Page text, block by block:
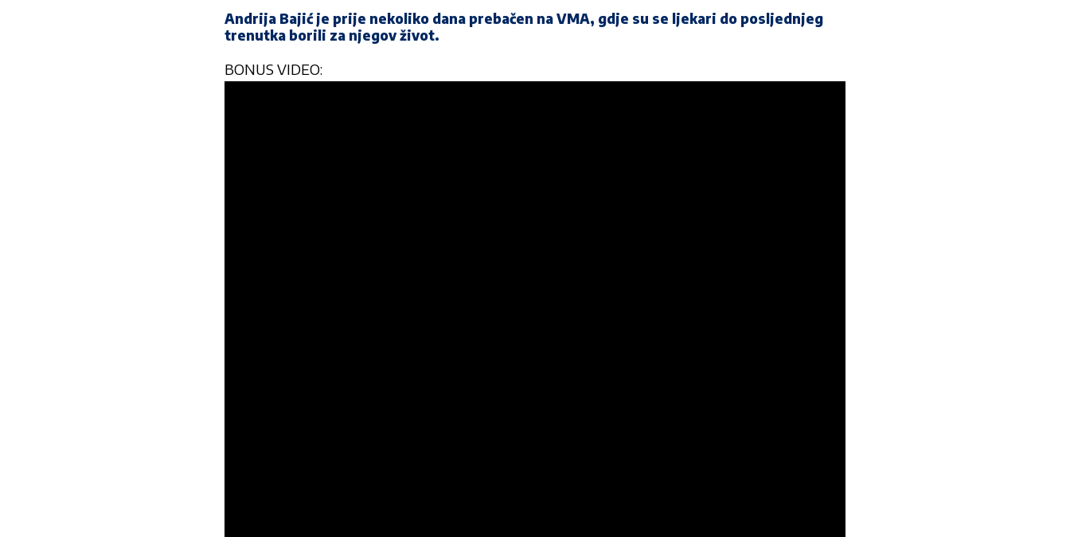
Andrija Bajić je prije nekoliko dana prebačen na VMA, gdje su se ljekari do posljednjeg
trenutka borili za njegov život.
BONUS VIDEO: